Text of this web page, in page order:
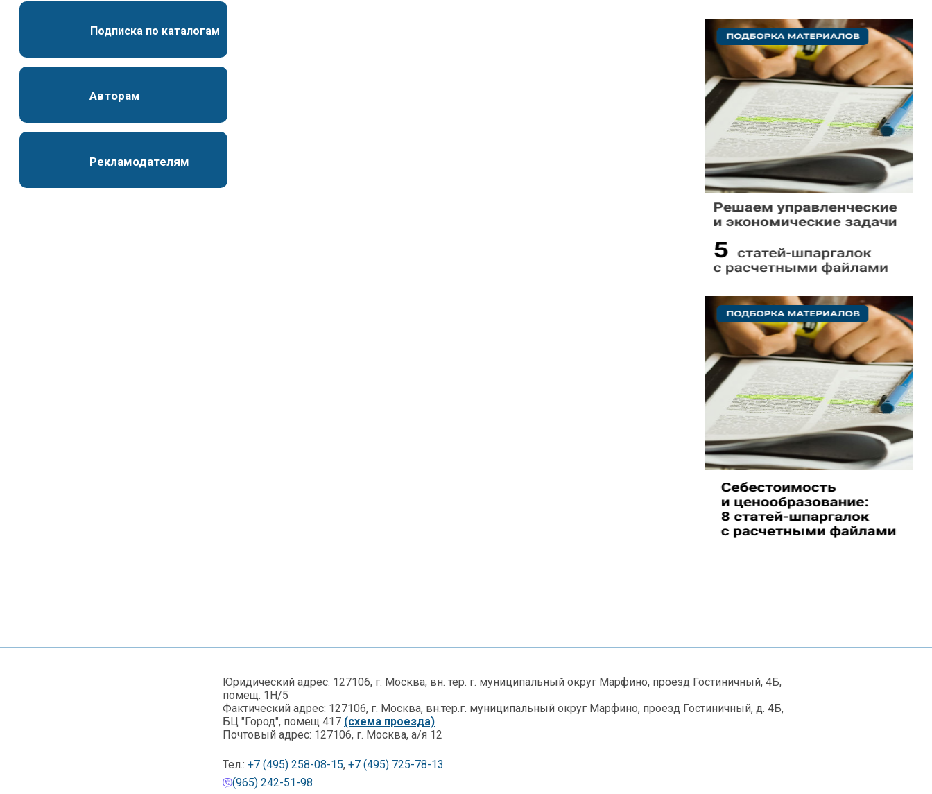
Подписка по каталогам
Авторам
Рекламодателям
Юридический адрес: 127106, г. Москва, вн. тер. г. муниципальный округ Марфино, проезд Гостиничный, 4Б,
помещ. 1Н/5
Фактический адрес: 127106, г. Москва, вн.тер.г. муниципальный округ Марфино, проезд Гостиничный, д. 4Б,
БЦ "Город", помещ 417 (схема проезда)
Почтовый адрес: 127106, г. Москва, а/я 12
Тел.: +7 (495) 258-08-15, +7 (495) 725-78-13
(965) 242-51-98